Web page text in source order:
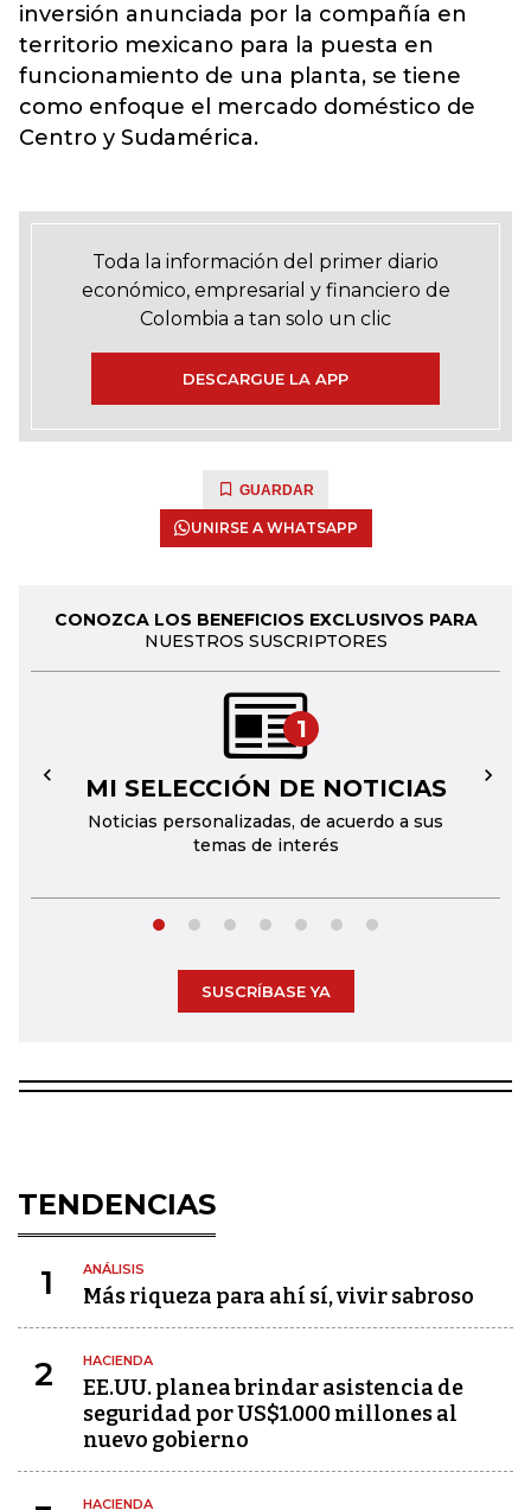
inversión anunciada por la compañía en
territorio mexicano para la puesta en
funcionamiento de una planta, se tiene
como enfoque el mercado doméstico de
Centro y Sudamérica.
Toda la información del primer diario
económico, empresarial y financiero de
Colombia a tan solo un clic
DESCARGUE LA APP
GUARDAR
UNIRSE A WHATSAPP
CONOZCA LOS BENEFICIOS EXCLUSIVOS PARA
NUESTROS SUSCRIPTORES
1
MI SELECCIÓN DE NOTICIAS
Noticias personalizadas, de acuerdo a sus
temas de interés
← →
SUSCRÍBASE YA
TENDENCIAS
1 ANÁLISIS
Más riqueza para ahí sí, vivir sabroso
2 HACIENDA
EE.UU. planea brindar asistencia de
seguridad por US$1.000 millones al
nuevo gobierno
HACIENDA